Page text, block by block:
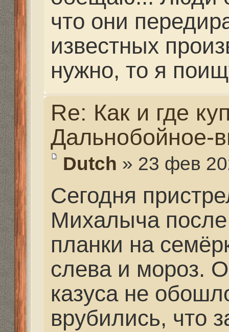
врубились, что за
грубой наводки по
выстрелов рваная
После
нет... Меняем
клики в исходную..
в том же месте.. И
пробоины в
недоумении смотрим
После очередного
всплеск на снегу -
рваные дырки - от
дважды в одно и то
два снаряда в одну
попадают.. В итоге
центре мишени была